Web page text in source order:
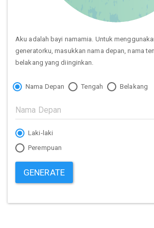
Aku adalah bayi namamia. Untuk
generatorku, masukkan nama depan, nama
belakang yang diinginkan.
Nama Depan Tengah Belakang
Laki-laki
Perempuan
GENERATE